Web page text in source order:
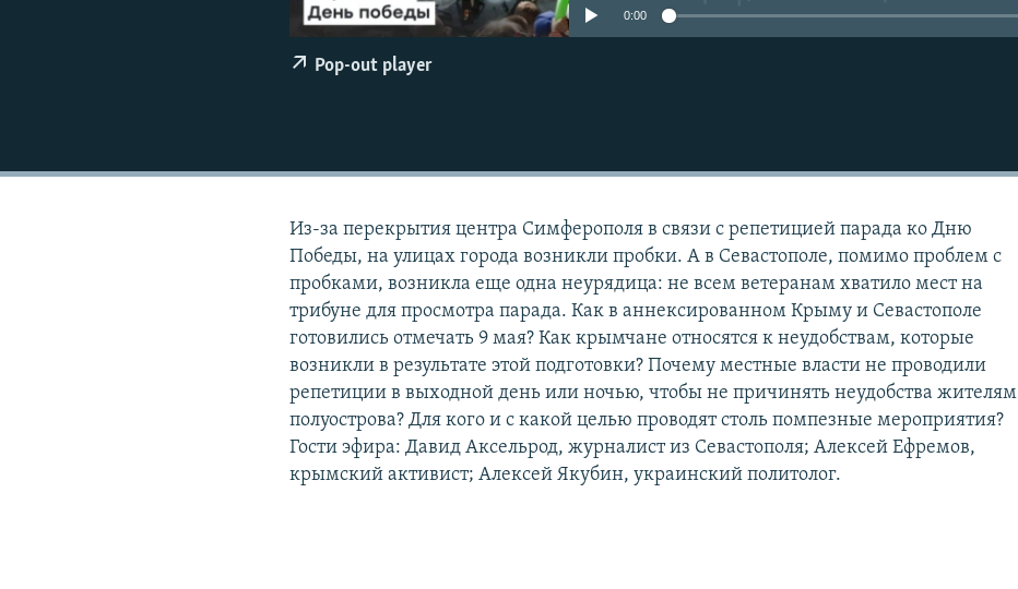
0:00
Pop-out player
Из-за перекрытия центра Симферополя в связи с репетицией парада ко Дню
Победы, на улицах города возникли пробки. А в Севастополе, помимо проблем с
пробками, возникла еще одна неурядица: не всем ветеранам хватило мест на
трибуне для просмотра парада. Как в аннексированном Крыму и Севастополе
готовились отмечать 9 мая? Как крымчане относятся к неудобствам, которые
возникли в результате этой подготовки? Почему местные власти не проводили
репетиции в выходной день или ночью, чтобы не причинять неудобства жителям
полуострова? Для кого и с какой целью проводят столь помпезные мероприятия?
Гости эфира: Давид Аксельрод, журналист из Севастополя; Алексей Ефремов,
крымский активист; Алексей Якубин, украинский политолог.